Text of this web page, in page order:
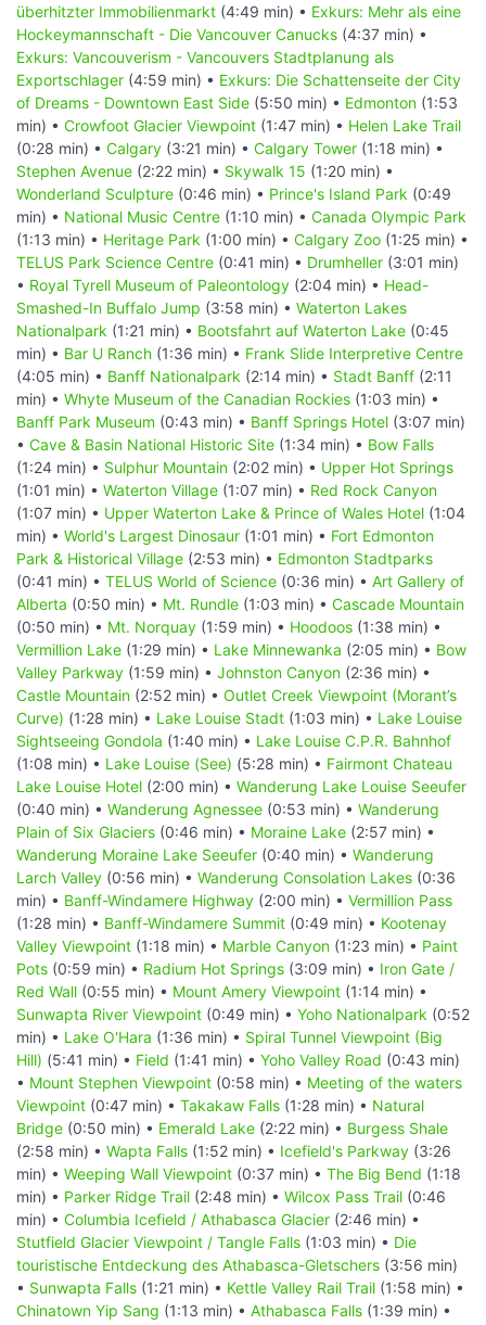
überhitzter Immobilienmarkt (4:49 min) • Exkurs: Mehr als eine
Hockeymannschaft - Die Vancouver Canucks (4:37 min) •
Exkurs: Vancouverism - Vancouvers Stadtplanung als
Exportschlager (4:59 min) • Exkurs: Die Schattenseite der City
of Dreams - Downtown East Side (5:50 min) • Edmonton (1:53
min) • Crowfoot Glacier Viewpoint (1:47 min) • Helen Lake Trail
(0:28 min) • Calgary (3:21 min) • Calgary Tower (1:18 min) •
Stephen Avenue (2:22 min) • Skywalk 15 (1:20 min) •
Wonderland Sculpture (0:46 min) • Prince's Island Park (0:49
min) • National Music Centre (1:10 min) • Canada Olympic Park
(1:13 min) • Heritage Park (1:00 min) • Calgary Zoo (1:25 min) •
TELUS Park Science Centre (0:41 min) • Drumheller (3:01 min)
• Royal Tyrell Museum of Paleontology (2:04 min) • Head-
Smashed-In Buffalo Jump (3:58 min) • Waterton Lakes
Nationalpark (1:21 min) • Bootsfahrt auf Waterton Lake (0:45
min) • Bar U Ranch (1:36 min) • Frank Slide Interpretive Centre
(4:05 min) • Banff Nationalpark (2:14 min) • Stadt Banff (2:11
min) • Whyte Museum of the Canadian Rockies (1:03 min) •
Banff Park Museum (0:43 min) • Banff Springs Hotel (3:07 min)
• Cave & Basin National Historic Site (1:34 min) • Bow Falls
(1:24 min) • Sulphur Mountain (2:02 min) • Upper Hot Springs
(1:01 min) • Waterton Village (1:07 min) • Red Rock Canyon
(1:07 min) • Upper Waterton Lake & Prince of Wales Hotel (1:04
min) • World's Largest Dinosaur (1:01 min) • Fort Edmonton
Park & Historical Village (2:53 min) • Edmonton Stadtparks
(0:41 min) • TELUS World of Science (0:36 min) • Art Gallery of
Alberta (0:50 min) • Mt. Rundle (1:03 min) • Cascade Mountain
(0:50 min) • Mt. Norquay (1:59 min) • Hoodoos (1:38 min) •
Vermillion Lake (1:29 min) • Lake Minnewanka (2:05 min) • Bow
Valley Parkway (1:59 min) • Johnston Canyon (2:36 min) •
Castle Mountain (2:52 min) • Outlet Creek Viewpoint (Morant’s
Curve) (1:28 min) • Lake Louise Stadt (1:03 min) • Lake Louise
Sightseeing Gondola (1:40 min) • Lake Louise C.P.R. Bahnhof
(1:08 min) • Lake Louise (See) (5:28 min) • Fairmont Chateau
Lake Louise Hotel (2:00 min) • Wanderung Lake Louise Seeufer
(0:40 min) • Wanderung Agnessee (0:53 min) • Wanderung
Plain of Six Glaciers (0:46 min) • Moraine Lake (2:57 min) •
Wanderung Moraine Lake Seeufer (0:40 min) • Wanderung
Larch Valley (0:56 min) • Wanderung Consolation Lakes (0:36
min) • Banff-Windamere Highway (2:00 min) • Vermillion Pass
(1:28 min) • Banff-Windamere Summit (0:49 min) • Kootenay
Valley Viewpoint (1:18 min) • Marble Canyon (1:23 min) • Paint
Pots (0:59 min) • Radium Hot Springs (3:09 min) • Iron Gate /
Red Wall (0:55 min) • Mount Amery Viewpoint (1:14 min) •
Sunwapta River Viewpoint (0:49 min) • Yoho Nationalpark (0:52
min) • Lake O'Hara (1:36 min) • Spiral Tunnel Viewpoint (Big
Hill) (5:41 min) • Field (1:41 min) • Yoho Valley Road (0:43 min)
• Mount Stephen Viewpoint (0:58 min) • Meeting of the waters
Viewpoint (0:47 min) • Takakaw Falls (1:28 min) • Natural
Bridge (0:50 min) • Emerald Lake (2:22 min) • Burgess Shale
(2:58 min) • Wapta Falls (1:52 min) • Icefield's Parkway (3:26
min) • Weeping Wall Viewpoint (0:37 min) • The Big Bend (1:18
min) • Parker Ridge Trail (2:48 min) • Wilcox Pass Trail (0:46
min) • Columbia Icefield / Athabasca Glacier (2:46 min) •
Stutfield Glacier Viewpoint / Tangle Falls (1:03 min) • Die
touristische Entdeckung des Athabasca-Gletschers (3:56 min)
• Sunwapta Falls (1:21 min) • Kettle Valley Rail Trail (1:58 min) •
Chinatown Yip Sang (1:13 min) • Athabasca Falls (1:39 min) •